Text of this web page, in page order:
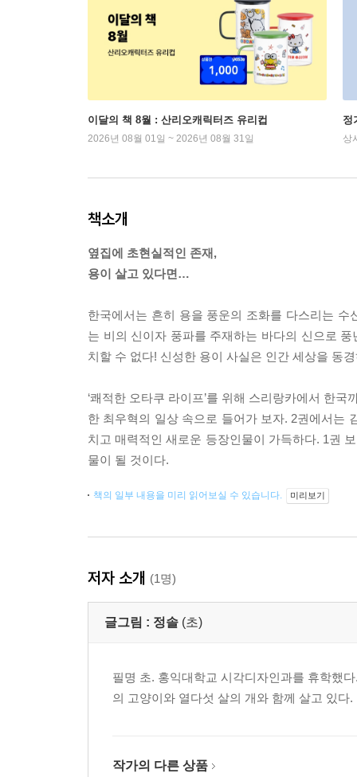
이달의 책 8월 : 산리오캐릭터즈 유리컵
2026년 08월 01일 ~ 2026년 08월 31일
정
상
책소개
옆집에 초현실적인 존재,
용이 살고 있다면…
한국에서는 흔히 용을 풍운의 조화를 다스리는
는 비의 신이자 풍파를 주재하는 바다의 신으로
치할 수 없다! 신성한 용이 사실은 인간 세상을 동
‘쾌적한 오타쿠 라이프’를 위해 스리랑카에서 한
한 최우혁의 일상 속으로 들어가 보자. 2권에서는
치고 매력적인 새로운 등장인물이 가득하다. 1권
물이 될 것이다.
책의 일부 내용을 미리 읽어보실 수 있습니다. 미리보기
저자 소개 (1명)
글그림 : 정솔 (초)
필명 초. 홍익대학교 시각디자인과를 휴학했
의 고양이와 열다섯 살의 개와 함께 살고 있다.
작가의 다른 상품